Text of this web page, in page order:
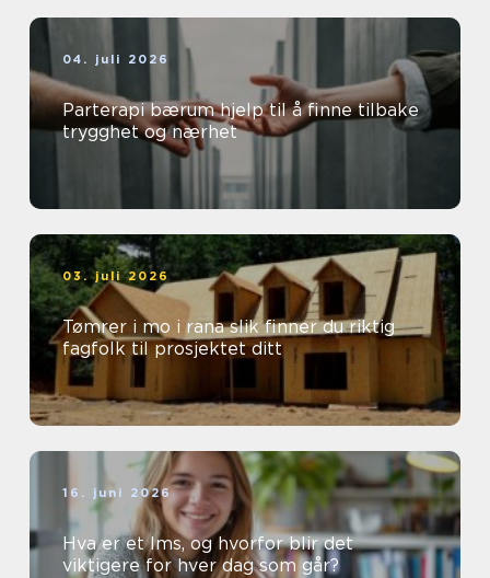
04. juli 2026
Parterapi bærum hjelp til å finne tilbake
trygghet og nærhet
03. juli 2026
Tømrer i mo i rana slik finner du riktig
fagfolk til prosjektet ditt
16. juni 2026
Hva er et lms, og hvorfor blir det
viktigere for hver dag som går?